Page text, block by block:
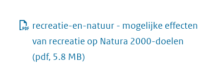
recreatie-en-natuur - mogelijke effecten
van recreatie op Natura 2000-doelen
(pdf, 5.8 MB)